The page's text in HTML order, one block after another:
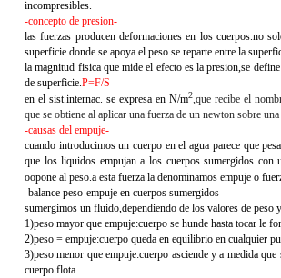
incompresibles.
-concepto de presion-
las fuerzas producen deformaciones en los cuerpos.no
superficie donde se apoya.el peso se reparte entre la
la magnitud fisica que mide el efecto es la presion,se
de superficie.P=F/S
en el sist.internac. se expresa en N/m2,que recibe el
que se obtiene al aplicar una fuerza de un newton sobre
-causas del empuje-
cuando introducimos un cuerpo en el agua parece que
que los liquidos empujan a los cuerpos sumergidos con
oopone al peso.a esta fuerza la denominamos empuje o
-balance peso-empuje en cuerpos sumergidos-
sumergimos un fluido,dependiendo de los valores de peso
1)peso mayor que empuje:cuerpo se hunde hasta tocar le
2)peso = empuje:cuerpo queda en equilibrio en cualquier
3)peso menor que empuje:cuerpo asciende y a medida
cuerpo flota